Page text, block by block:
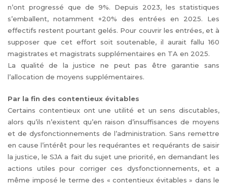
n’ont progressé que de 9%. Depuis 2023, les statistiques
s’emballent, notamment +20% des entrées en 2025. Les
effectifs restent pourtant gelés. Pour couvrir les entrées, et à
supposer que cet effort soit soutenable, il aurait fallu 160
magistrates et magistrats supplémentaires en TA en 2025.
La qualité de la justice ne peut pas être garantie sans
l’allocation de moyens supplémentaires.
Par la fin des contentieux évitables
Certains contentieux ont une utilité et un sens discutables,
alors qu’ils n’existent qu’en raison d’insuffisances de moyens
et de dysfonctionnements de l’administration. Sans remettre
en cause l’intérêt pour les requérantes et requérants de saisir
la justice, le SJA a fait du sujet une priorité, en demandant les
actions utiles pour corriger ces dysfonctionnements, et a
même imposé le terme des « contentieux évitables » dans le